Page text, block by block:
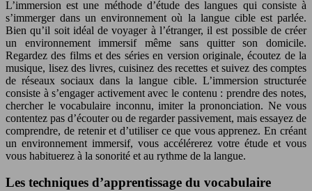
L’immersion est une méthode d’étude des langues qui consiste à
s’immerger dans un environnement où la langue cible est parlée.
Bien qu’il soit idéal de voyager à l’étranger, il est possible de créer
un environnement immersif même sans quitter son domicile.
Regardez des films et des séries en version originale, écoutez de la
musique, lisez des livres, cuisinez des recettes et suivez des comptes
de réseaux sociaux dans la langue cible. L’immersion structurée
consiste à s’engager activement avec le contenu : prendre des notes,
chercher le vocabulaire inconnu, imiter la prononciation. Ne vous
contentez pas d’écouter ou de regarder passivement, mais essayez de
comprendre, de retenir et d’utiliser ce que vous apprenez. En créant
un environnement immersif, vous accélérerez votre étude et vous
vous habituerez à la sonorité et au rythme de la langue.
Les techniques d’apprentissage du vocabulaire